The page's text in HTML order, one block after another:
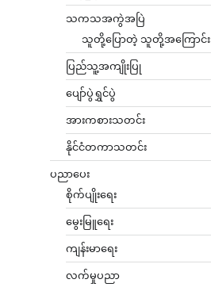
သကသအကွဲအပြဲ
သူတို့ပြောတဲ့ သူတို့အကြောင်း
ပြည်သူ့အကျိုးပြု
ပျော်ပွဲရွှင်ပွဲ
အားကစားသတင်း
နိုင်ငံတကာသတင်း
ပညာပေး
စိုက်ပျိုးရေး
မွေးမြူရေး
ကျန်းမာရေး
လက်မှုပညာ